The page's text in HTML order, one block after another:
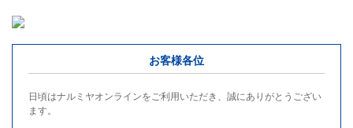
お客様各位
日頃はナルミヤオンラインをご利用いただき、誠にありがとうござい
ます。